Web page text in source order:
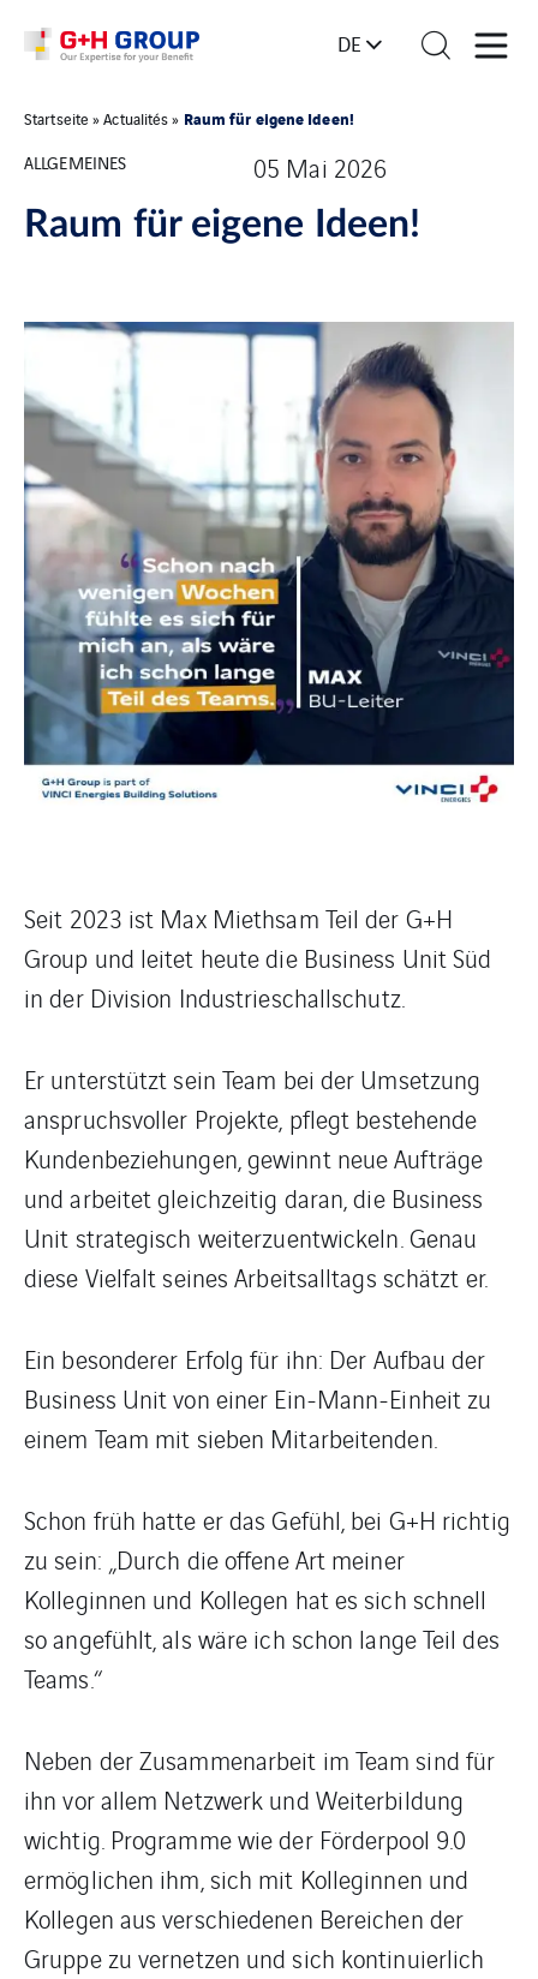
DE
Startseite »Actualités» Raum für eigene Ideen!
ALLGEMEINES
05 Mai 2026
Raum für eigene Ideen!
Seit 2023 ist Max Miethsam Teil der G+H
Group und leitet heute die Business Unit Süd
in der Division Industrieschallschutz.
Er unterstützt sein Team bei der Umsetzung
anspruchsvoller Projekte, pflegt bestehende
Kundenbeziehungen, gewinnt neue Aufträge
und arbeitet gleichzeitig daran, die Business
Unit strategisch weiterzuentwickeln. Genau
diese Vielfalt seines Arbeitsalltags schätzt er.
Ein besonderer Erfolg für ihn: Der Aufbau der
Business Unit von einer Ein-Mann-Einheit zu
einem Team mit sieben Mitarbeitenden.
Schon früh hatte er das Gefühl, bei G+H richtig
zu sein: „Durch die offene Art meiner
Kolleginnen und Kollegen hat es sich schnell
so angefühlt, als wäre ich schon lange Teil des
Teams.“
Neben der Zusammenarbeit im Team sind für
ihn vor allem Netzwerk und Weiterbildung
wichtig. Programme wie der Förderpool 9.0
ermöglichen ihm, sich mit Kolleginnen und
Kollegen aus verschiedenen Bereichen der
Gruppe zu vernetzen und sich kontinuierlich